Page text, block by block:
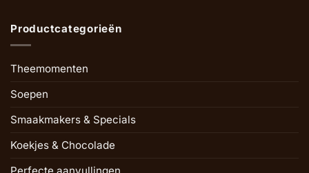
Productcategorieën
Theemomenten
Soepen
Smaakmakers & Specials
Koekjes & Chocolade